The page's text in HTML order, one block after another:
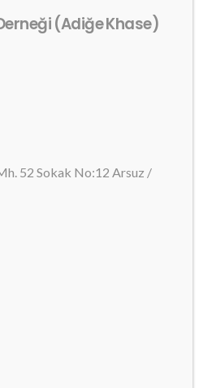
(Adiğe Khase)
52 Sokak No:12 Arsuz /